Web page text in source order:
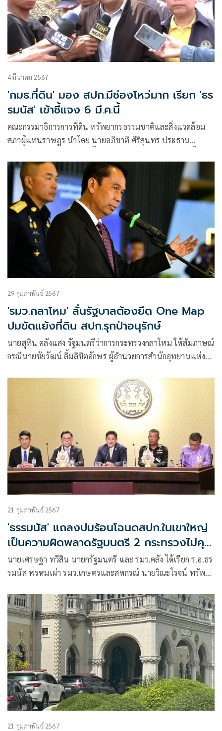
4 มีนาคม 2567
'กมธ.ที่ดิน' มอง สปก.มีช่องโหว่มาก เรียก 'ธร
รมนัส' เข้าชี้แจง 6 มี.ค.นี้
คณะกรรมาธิการการที่ดิน ทรัพยากรธรรมชาติและสิ่งแวดล้อม
สภาผู้แทนราษฎร นำโดย นายอภิชาติ ศิริสุนทร ประธาน
เขตปฏิรูปที่ดินทับซ้อน ในพื้นที่อุทยานแห่งชาติเขาใหญ่ พร้อม
ด้วยเจ้าหน้าที่อุทยานแห่งชาติเขาใหญ่ และเจ้าหน้าที่สำนักงาน
ปฏิรูปที่ดินเพื่อการเกษตร (ส.ป.ก.) จังหวัดนครราชสีมา
29 กุมภาพันธ์ 2567
'รมว.กลาโหม' ลั่นรัฐบาลต้องยึด One Map
ปมขัดแย้งที่ดิน สปก.รุกป่าอนุรักษ์
นายสุทิน คลังแสง รัฐมนตรีว่าการกระทรวงกลาโหม ให้สัมภาษณ์
กรณีนายชัยวัฒน์ ลิ้มลิขิตอักษร ผู้อำนวยการสำนักอุทยานแห่ง
ทรัพยากรธรรมชาติและสิ่งแวดล้อม
21 กุมภาพันธ์ 2567
'ธรรมนัส' แถลงปมร้อนโฉนดสปก.ในเขาใหญ่
เป็นความผิดพลาดรัฐมนตรี 2 กระทรวงไม่คุย
กัน
นายเศรษฐา ทวีสิน นายกรัฐมนตรี และ รมว.คลัง ได้เรียก ร.อ.ธร
รมนัส พรหมเผ่า รมว.เกษตรและสหกรณ์ นายวิณะโรจน์ ทรัพย์
(ส.ป.ก.) นายจตุพร บุรุษพัฒน์ ปลัดกระทรวงทรัพยากรธรรมชาติ
และสิ่งแวดล้อม น
21 กุมภาพันธ์ 2567